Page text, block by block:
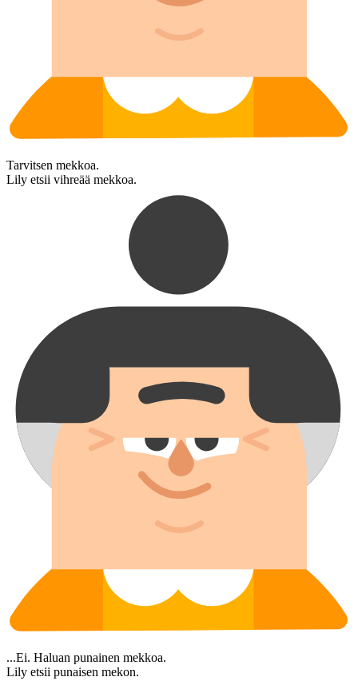
Tarvitsen mekkoa.
Lily etsii vihreää mekkoa.
...Ei. Haluan punainen mekkoa.
Lily etsii punaisen mekon.